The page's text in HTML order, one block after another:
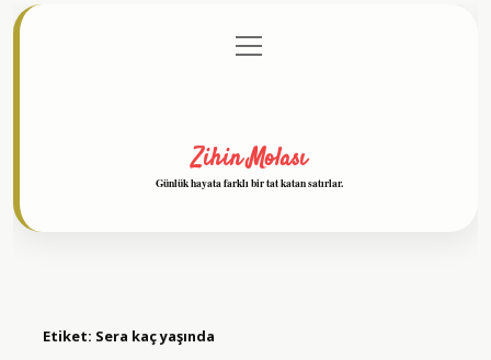
Gizlilik Politikası
menüyü
aç
Zihin Molası
Günlük hayata farklı bir tat katan satırlar.
Etiket: Sera kaç yaşında